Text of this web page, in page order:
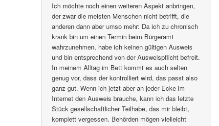
Ich möchte noch einen weiteren Aspekt anbringen,
der zwar die meisten Menschen nicht betrifft, die
anderen dann aber umso mehr: Da ich zu chronisch
krank bin um einen Termin beim Bürgeramt
wahrzunehmen, habe ich keinen gültigen Ausweis
und bin entsprechend von der Ausweispflicht befreit.
In meinem Alltag im Bett kommt es auch selten
genug vor, dass der kontrolliert wird, das passt also
ganz gut. Wenn ich jetzt aber an jeder Ecke im
Internet den Ausweis brauche, kann ich das letzte
Stück gesellschaftlicher Teilhabe, das mir bleibt,
komplett vergessen. Behörden mögen vielleicht